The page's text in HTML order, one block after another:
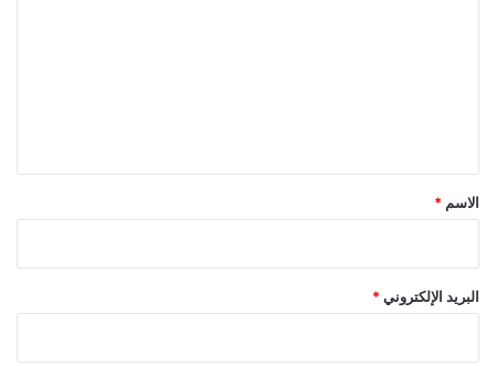
*
الاسم *
البريد الإلكتروني *